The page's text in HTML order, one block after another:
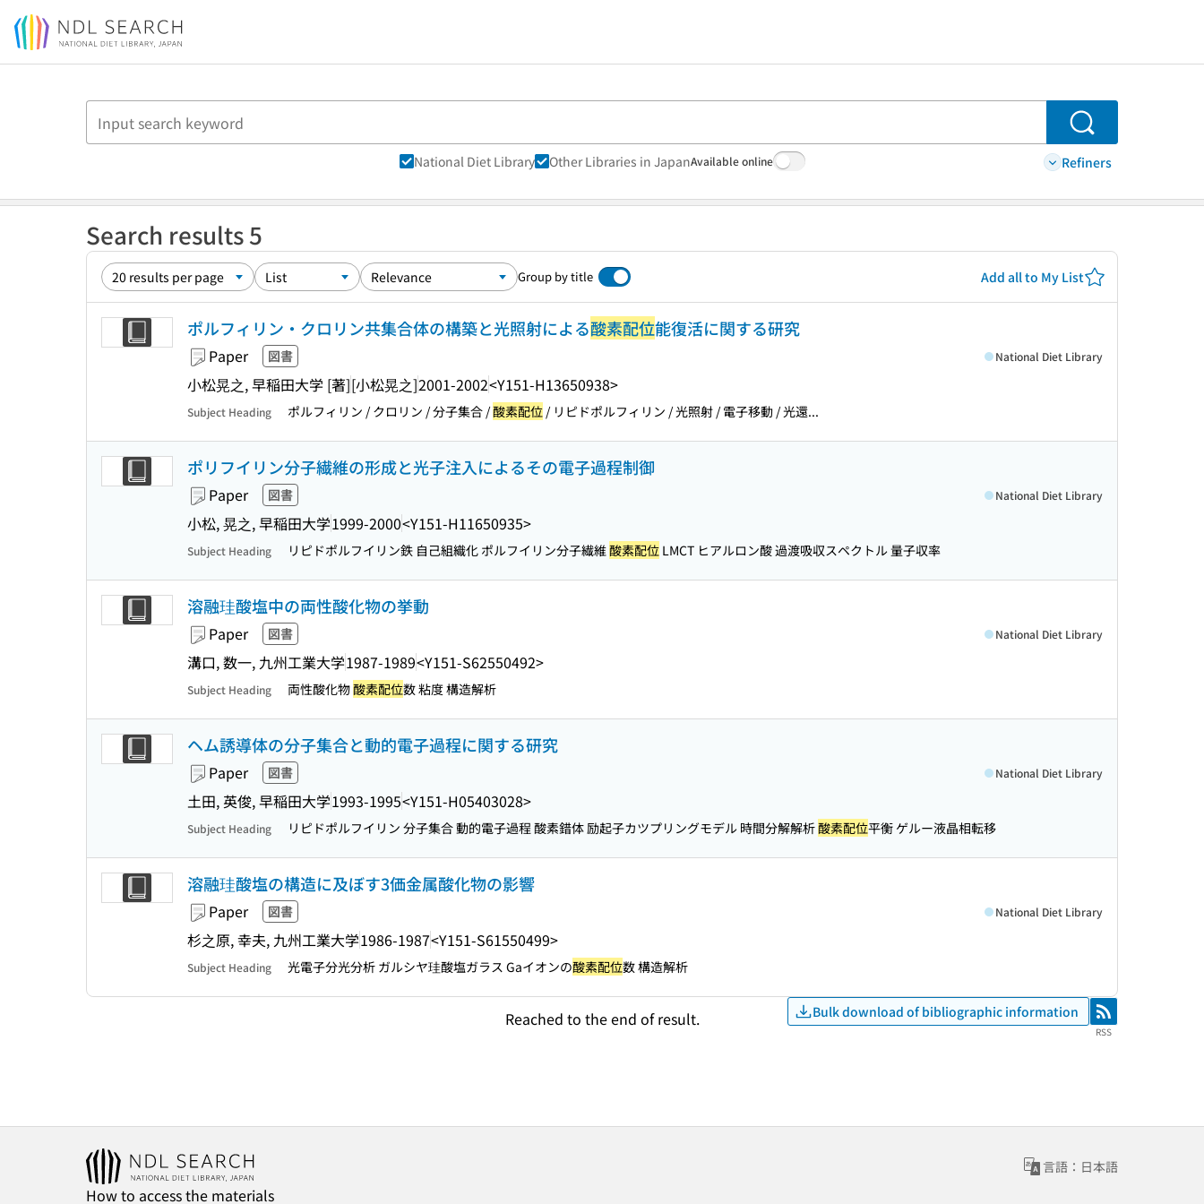
Jump to main content
Search
National Diet Library Other Libraries in JapanAvailable online Refiners
Search results 5
Group by title Add all to My List
ポルフィリン・クロリン共集合体の構築と光照射による酸素配位能復活に関する研究
Paper 図書
小松晃之, 早稲田大学 [著][小松晃之]2001-2002<Y151-H13650938>
National Diet Library
Subject Heading ポルフィリン / クロリン / 分子集合 /酸素配位 / リピドポルフィリン / 光照射 / 電子移動 / 光還...
ポリフイリン分子繊維の形成と光子注入によるその電子過程制御
Paper 図書
小松, 晃之, 早稲田大学1999-2000<Y151-H11650935>
National Diet Library
Subject Heading リピドポルフイリン鉄 自己組織化 ポルフイリン分子繊維酸素配位 LMCT ヒアルロン酸 過渡吸収スペクトル 量子収率
溶融珪酸塩中の両性酸化物の挙動
Paper 図書
溝口, 数一, 九州工業大学1987-1989<Y151-S62550492>
National Diet Library
Subject Heading 両性酸化物酸素配位数 粘度 構造解析
ヘム誘導体の分子集合と動的電子過程に関する研究
Paper 図書
土田, 英俊, 早稲田大学1993-1995<Y151-H05403028>
National Diet Library
Subject Heading リピドポルフイリン 分子集合 動的電子過程 酸素錯体 励起子カツプリングモデル 時間分解解析酸素配位平衡 ゲルー液晶相転移
溶融珪酸塩の構造に及ぼす3価金属酸化物の影響
Paper 図書
杉之原, 幸夫, 九州工業大学1986-1987<Y151-S61550499>
National Diet Library
Subject Heading 光電子分光分析 ガルシヤ珪酸塩ガラス Gaイオンの酸素配位数 構造解析
Reached to the end of result. Bulk download of bibliographic information RSS
RSS
言語：日本語
How to access the materials